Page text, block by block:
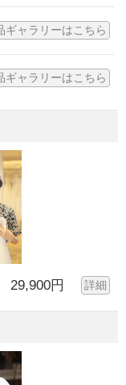
ギャラリーはこちら
ギャラリーはこちら
29,900円 詳細